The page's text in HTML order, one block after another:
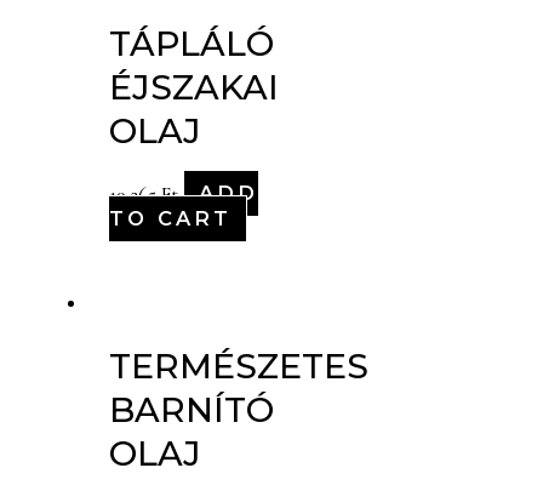
TÁPLÁLÓ
ÉJSZAKAI
OLAJ
10,265Ft
ADD
TO CART
TERMÉSZETES
BARNÍTÓ
OLAJ